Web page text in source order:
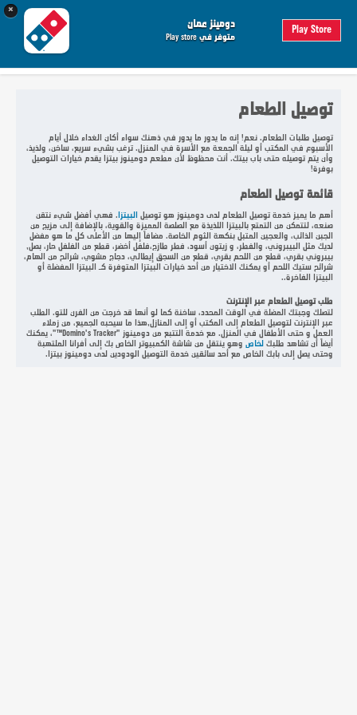
×
دومينز عمان
متوفر في Play store Play Storeالطلب
تسجيل الدخول
توصيل الطعام
توصيل طلبات الطعام. نعم! إنه ما يدور ما يدور في ذهنك سواء أكان الغداء خلال أيام
الأسبوع في المكتب أو ليلة الجمعة مع الأسرة في المنزل. ترغب بشيء سريع، ساخن، ولذيذ،
وأن يتم توصيله حتى باب بيتك. أنت محظوظ لأن مطعم دومينوز بيتزا يقدم خيارات التوصيل
بوفرة!
قائمة توصيل الطعام
أهم ما يميز خدمة توصيل الطعام لدى دومينوز هو توصيل البيتزا. فهي أفضل شيء نتقن
صنعه، لتتمكن من التمتع بالبيتزا اللذيذة مع الصلصة المميزة والقوية، بالإضافة إلى مزيج من
الجبن الذائب، والعجين المتبل بنكهة الثوم الخاصة. مضافاً إليها من الأعلى كل ما هو مفضل
لديك مثل البيبروني، والفطر، و زيتون أسود، فطر طازج،فلفل أخضر، قطع من الفلفل حار، بصل,
بيبروني بقري، قطع من اللحم بقري، قطع من السجق إيطالي، دجاج مشوي، شرائح من الهام،
شرائح ستيك اللحم أو يمكنك الاختيار من أحد خيارات البيتزا المتوفرة كـ البيتزا المفضلة أو
البيتزا الفاخرة..
طلب توصيل الطعام عبر الإنترنت
لتصلك وجبتك المضلة في الوقت المحدد، ساخنة كما لو أنها قد خرجت من الفرن للتو. الطلب
عبر الإنترنت لتوصيل الطعام إلى المكتب أو إلى المنازل,هذا ما سيحبه الجميع، من زملاء
العمل و حتى الأطفال في المنزل. مع خدمة التتبع من دومينوز "Domino's Tracker™"، يمكنك
أيضاً أن تشاهد طلبك لخاص وهو ينتقل من شاشة الكمبيوتر الخاص بك إلى أفرانا الملتهبة
وحتى يصل إلى بابك الخاص مع أحد سائقين خدمة التوصيل الودودين لدى دومينوز بيتزا.